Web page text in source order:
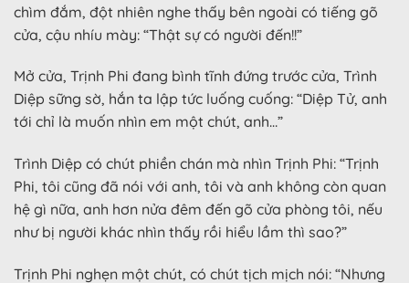
chìm đắm, đột nhiên nghe thấy bên ngoài có tiếng gõ
cửa, cậu nhíu mày: “Thật sự có người đến!!”
Mở cửa, Trịnh Phi đang bình tĩnh đứng trước cửa, Trình
Diệp sững sờ, hắn ta lập tức luống cuống: “Diệp Tử, anh
tới chỉ là muốn nhìn em một chút, anh…”
Trình Diệp có chút phiền chán mà nhìn Trịnh Phi: “Trịnh
Phi, tôi cũng đã nói với anh, tôi và anh không còn quan
hệ gì nữa, anh hơn nửa đêm đến gõ cửa phòng tôi, nếu
như bị người khác nhìn thấy rồi hiểu lầm thì sao?”
Trịnh Phi nghẹn một chút, có chút tịch mịch nói: “Nhưng